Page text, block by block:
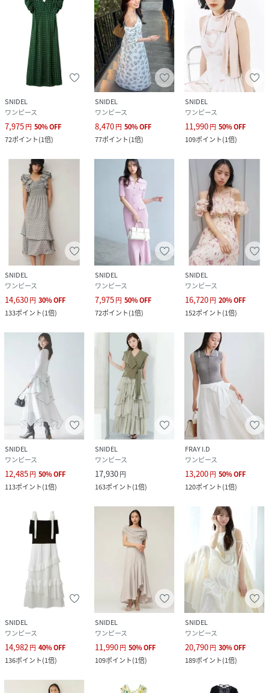
SNIDEL
ワンピース
7,975円 50%OFF
72ポイント(1倍)
SNIDEL
ワンピース
8,470円 50%OFF
77ポイント(1倍)
SNIDEL
ワンピース
11,990円 50%OFF
109ポイント(1倍)
SNIDEL
ワンピース
14,630円 30%OFF
133ポイント(1倍)
SNIDEL
ワンピース
7,975円 50%OFF
72ポイント(1倍)
SNIDEL
ワンピース
16,720円 20%OFF
152ポイント(1倍)
SNIDEL
ワンピース
12,485円 50%OFF
113ポイント(1倍)
SNIDEL
ワンピース
17,930円
163ポイント(1倍)
FRAY I.D
ワンピース
13,200円 50%OFF
120ポイント(1倍)
SNIDEL
ワンピース
14,982円 40%OFF
136ポイント(1倍)
SNIDEL
ワンピース
11,990円 50%OFF
109ポイント(1倍)
SNIDEL
ワンピース
20,790円 30%OFF
189ポイント(1倍)